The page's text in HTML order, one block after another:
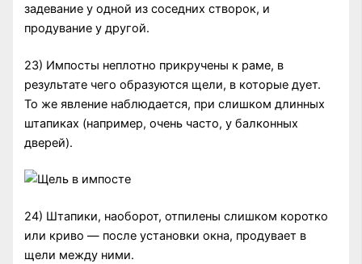
задевание у одной из соседних створок, и
продувание у другой.
23) Импосты неплотно прикручены к раме, в
результате чего образуются щели, в которые дует.
То же явление наблюдается, при слишком длинных
штапиках (например, очень часто, у балконных
дверей).
24) Штапики, наоборот, отпилены слишком коротко
или криво — после установки окна, продувает в
щели между ними.